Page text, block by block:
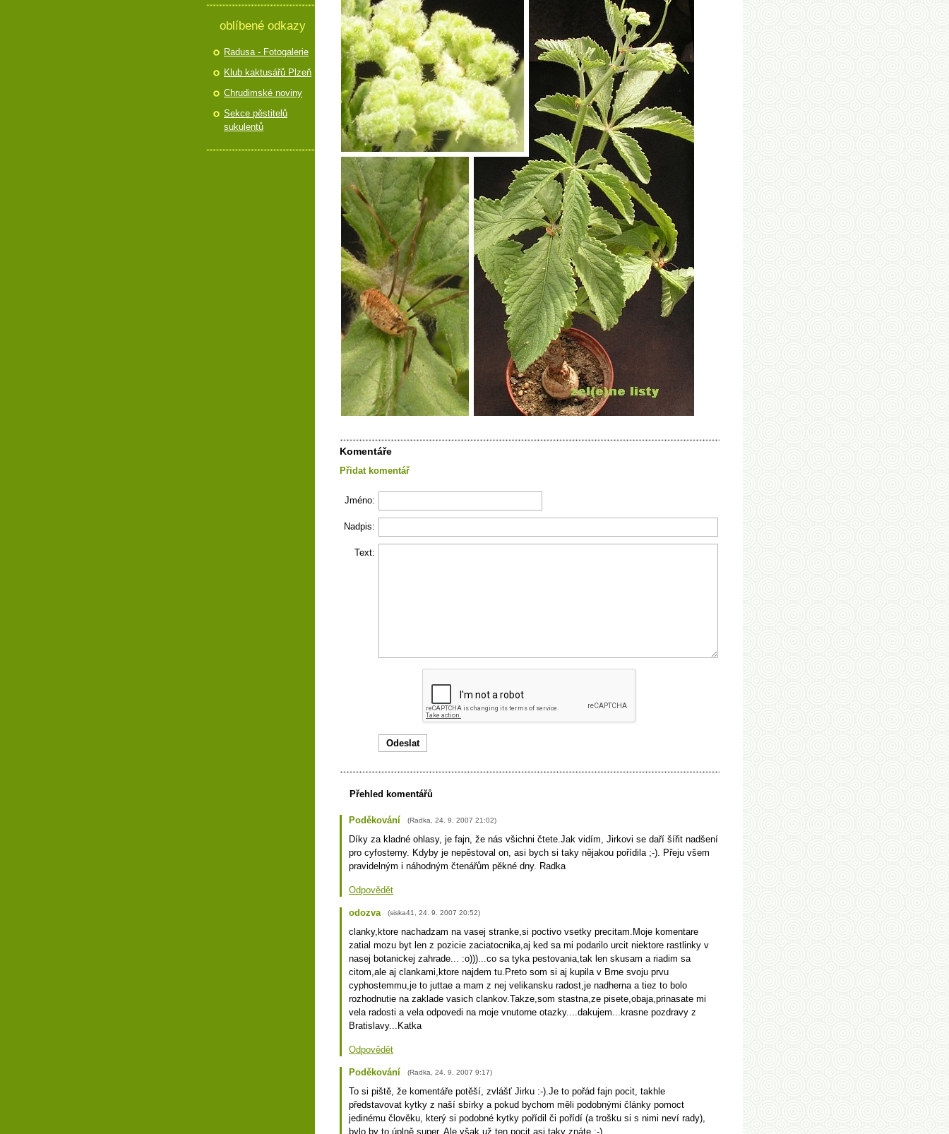
Komentáře
Přidat komentář
Jméno:
Nadpis:
Text:
Přehled komentářů
Poděkování (Radka 24. 9. 2007 21:02)
Díky za kladné ohlasy, je fajn, že nás všichni čtete.Jak vidím, Jirkovi se daří šířit nadšení
pro cyfostemy. Kdyby je nepěstoval on, asi bych si taky nějakou pořídila ;-). Přeju všem
pravidelným i náhodným čtenářům pěkné dny. Radka
Odpovědět
odozva (siska41 24. 9. 2007 20:52)
clanky,ktore nachadzam na vasej stranke,si poctivo vsetky precitam.Moje komentare
zatial mozu byt len z pozicie zaciatocnika,aj ked sa mi podarilo urcit niektore rastlinky v
nasej botanickej zahrade... :o)))...co sa tyka pestovania,tak len skusam a riadim sa
citom,ale aj clankami,ktore najdem tu.Preto som si aj kupila v Brne svoju prvu
cyphostemmu,je to juttae a mam z nej velikansku radost,je nadherna a tiez to bolo
rozhodnutie na zaklade vasich clankov.Takze,som stastna,ze pisete,obaja,prinasate mi
vela radosti a vela odpovedi na moje vnutorne otazky....dakujem...krasne pozdravy z
Bratislavy...Katka
Odpovědět
Poděkování (Radka 24. 9. 2007 9:17)
To si piště, že komentáře potěší, zvlášť Jirku :-).Je to pořád fajn pocit, takhle
představovat kytky z naší sbírky a pokud bychom měli podobnými články pomoct
jedinému člověku, který si podobné kytky pořídil či pořídí (a trošku si s nimi neví rady),
bylo by to úplně super. Ale však už ten pocit asi taky znáte :-).
oblíbené odkazy
Radusa - Fotogalerie
Klub kaktusářů Plzeň
Chrudimské noviny
Sekce pěstitelů
sukulentů